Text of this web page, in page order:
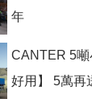
年
CANTER 5噸
好用】 5萬再